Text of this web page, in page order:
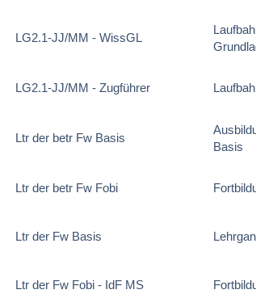
LG2.1-JJ/MM - WissGL
LG2.1-JJ/MM - Zugführer
Ltr der betr Fw Basis
Basis
Ltr der betr Fw Fobi
Ltr der Fw Basis
Ltr der Fw Fobi - IdF MS